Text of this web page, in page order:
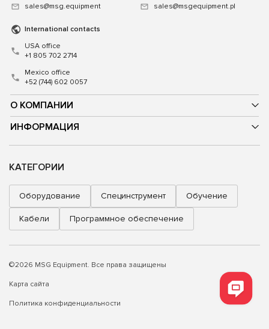
О КОМПАНИИ
ИНФОРМАЦИЯ
sales@msg.equipment
sales@msgequipment.pl
International contacts
USA office
+1 805 702 2714
Mexico office
+52 (744) 602 0057
КАТЕГОРИИ
Оборудование Специнструмент Обучение
Кабели Программное обеспечение
©2026 MSG Equipment. Все права защищены
Карта сайта
Политика конфиденциальности